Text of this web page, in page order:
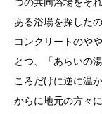
ある浴場を探した
コンクリートのや
とつ、「あらいの
ころだけに逆に温
からに地元の方々